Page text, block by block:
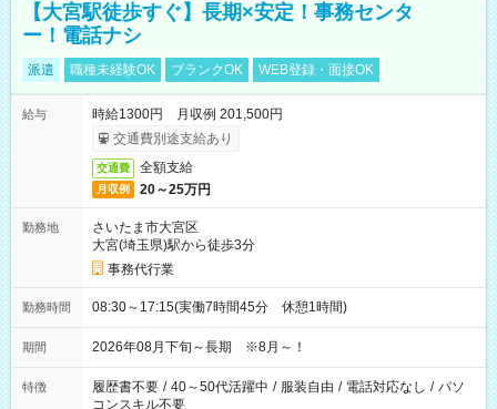
【大宮駅徒歩すぐ】長期×安定！事務センタ
ー！電話ナシ
派遣 職種未経験OK ブランクOK WEB登録・面接OK
給与
時給1300円 月収例 201,500円
交通費別途支給あり
交通費 全額支給
月収例 20～25万円
勤務地
さいたま市大宮区
大宮(埼玉県)駅から徒歩3分
事務代行業
勤務時間 08:30～17:15(実働7時間45分 休憩1時間)
期間 2026年08月下旬～長期 ※8月～！
特徴 履歴書不要 / 40～50代活躍中 / 服装自由 / 電話対応なし / パソ
コンスキル不要